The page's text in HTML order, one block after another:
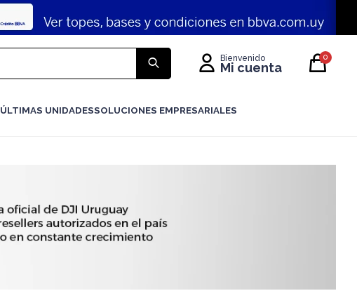
ÚLTIMAS UNIDADESSOLUCIONES EMPRESARIALES
0